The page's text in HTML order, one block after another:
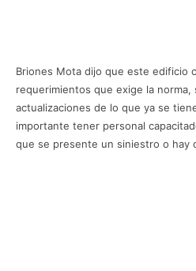
Briones Mota dijo que este edificio
requerimientos que exige la norma,
actualizaciones de lo que ya se
importante tener personal
que se presente un siniestro o hay